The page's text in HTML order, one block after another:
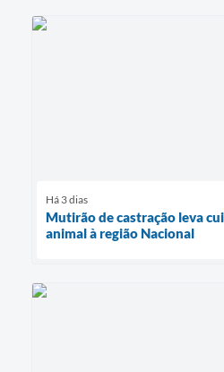
Há 3 dias
Mutirão de castração leva
animal à região Nacional